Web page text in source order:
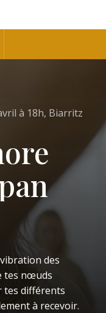
account
à 18h, Biarritz
vibration des
tes nœuds
tes différents
à recevoir.